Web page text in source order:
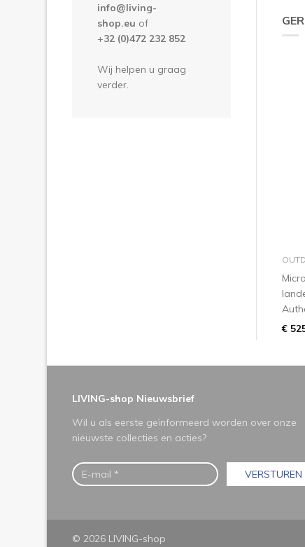
info@living-
shop.eu of
+32 (0)472 232 852
Wij helpen u graag
verder.
€
LIVING-shop Nieuwsbrief
Wil u als eerste geïnformeerd worden over onze
nieuwste collecties en acties?
VERSTUREN
© 2026 LIVING-shop